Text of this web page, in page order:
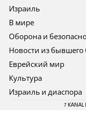
Израиль
В мире
Оборона и
Новости из бывшего
Еврейский мир
Культура
Израиль и диаспора
7